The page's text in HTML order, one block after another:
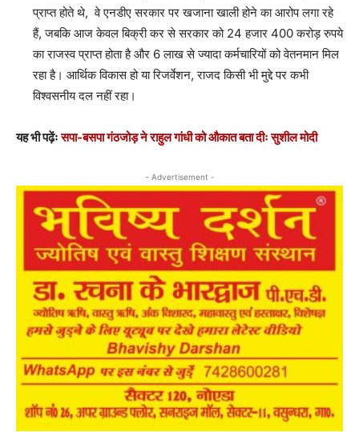
प्राप्त होते थे, वे एनडीए सरकार पर खजाना खाली होने का आरोप लगा रहे
हैं, जबकि आज केवल बिक्री कर से सरकार को 24 हजार 400 करोड़ रुपये
का राजस्व प्राप्त होता है और 6 लाख से ज्यादा कर्मचारियों को वेतनमान मिल
रहा है। आर्थिक विकास हो या रिजर्वेशन, राजद किसी भी मुद्दे पर कभी
विश्वसनीय दल नहीं रहा।
यह भी पढ़ेंःसपा-बसपा गंठजोड़ ने राहुल गांधी को औकात बता दीः सुशील मोदी
- Advertisement -